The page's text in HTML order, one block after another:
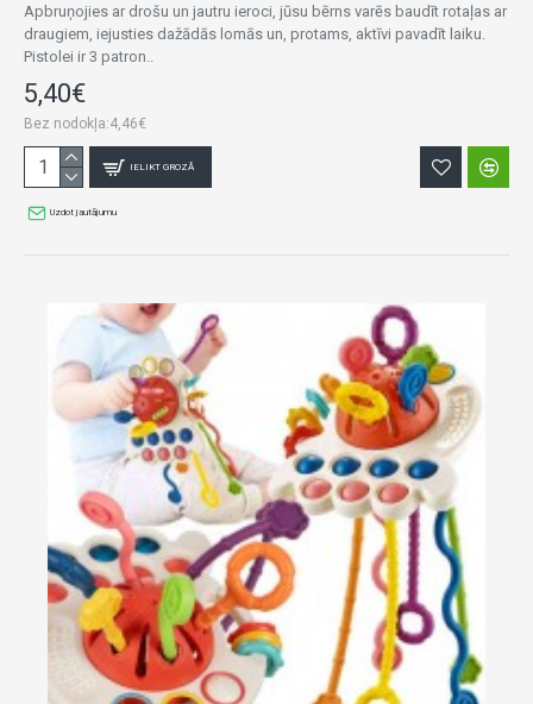
Apbruņojies ar drošu un jautru ieroci, jūsu bērns varēs baudīt rotaļas ar
draugiem, iejusties dažādās lomās un, protams, aktīvi pavadīt laiku.
Pistolei ir 3 patron..
5,40€
Bez nodokļa:4,46€
IELIKT GROZĀ
Uzdot jautājumu